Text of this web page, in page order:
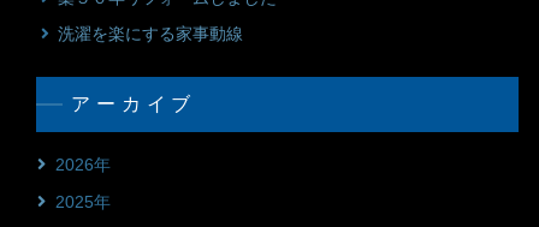
洗濯を楽にする家事動線
アーカイブ
2026年
2025年